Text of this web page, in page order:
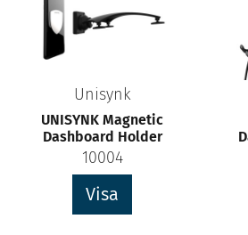
Unisynk
UNISYNK Magnetic
Dashboard Holder
10004
Visa